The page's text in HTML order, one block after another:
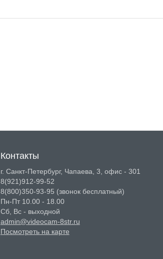
Контакты
г. Санкт-Петербург, Чапаева, 3, офис - 301
8(921)912-99-52
8(800)350-93-95 (звонок бесплатный)
Пн-Пт 10.00 - 18.00
Сб, Вс - выходной
admin@videocam-8str.ru
Посмотреть на карте